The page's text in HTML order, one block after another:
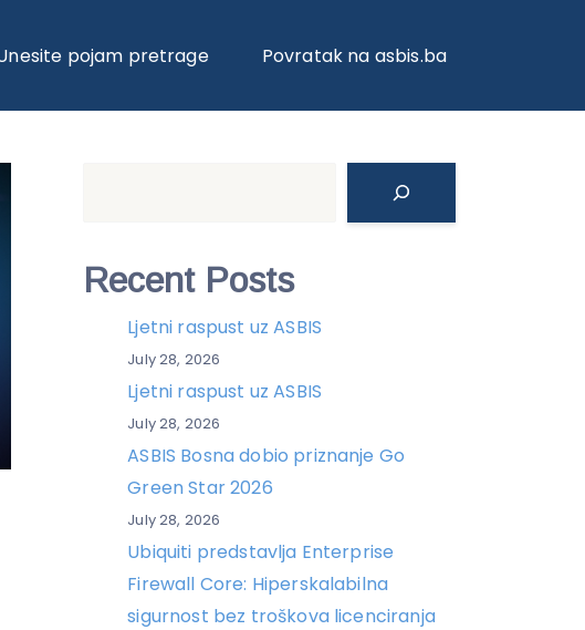
pojam pretrage Povratak na asbis.ba
Recent Posts
Ljetni raspust uz ASBIS
July 28, 2026
Ljetni raspust uz ASBIS
July 28, 2026
ASBIS Bosna dobio priznanje Go
Green Star 2026
July 28, 2026
Ubiquiti predstavlja Enterprise
Firewall Core: Hiperskalabilna
sigurnost bez troškova licenciranja